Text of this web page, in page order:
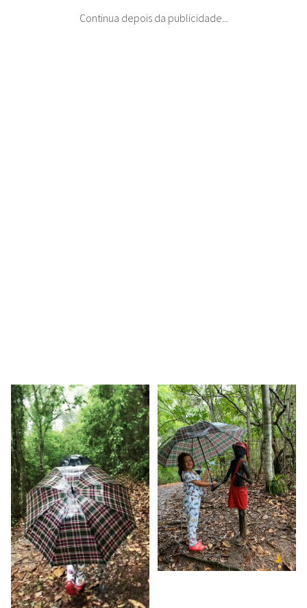
Continua depois da publicidade...